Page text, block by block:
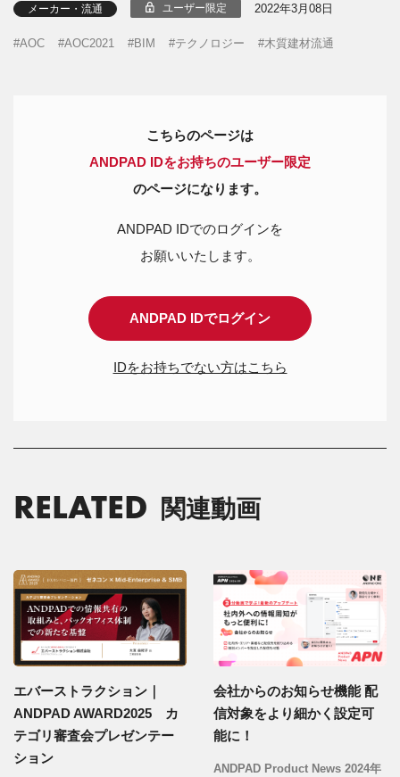
メーカー・流通 ユーザー限定 2022年3月08日
AOC AOC2021 BIM テクノロジー 木質建材流通
こちらのページは
ANDPAD IDをお持ちのユーザー限定
のページになります。
ANDPAD IDでのログインを
お願いいたします。
ANDPAD IDでログイン
IDをお持ちでない方はこちら
RELATED 関連動画
エバーストラクション｜
ANDPAD AWARD2025 カ
テゴリ審査会プレゼンテー
ション
会社からのお知らせ機能 配
信対象をより細かく設定可
能に！
ANDPAD Product News 2024年